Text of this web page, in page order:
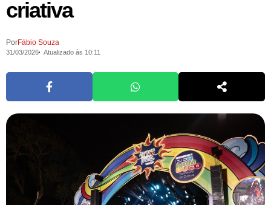
criativa
PorFábio Souza
31/03/2026 Atualizado às 10:11